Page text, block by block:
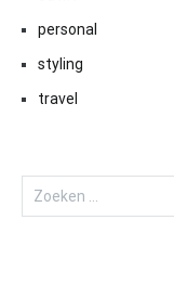
personal
styling
travel
Zoeken
naar: